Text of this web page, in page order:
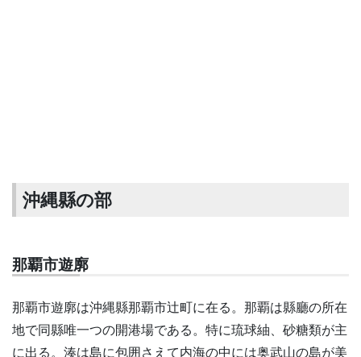
沖縄縣の部
那覇市遊廓
那覇市遊廓は沖縄縣那覇市辻町に在る。那覇は縣廳の所在
地で同縣唯一つの開港場である。特に琉球紬、砂糖類が主
に出る。湊は島に包囲さえて内海の中には奥武山の島が美